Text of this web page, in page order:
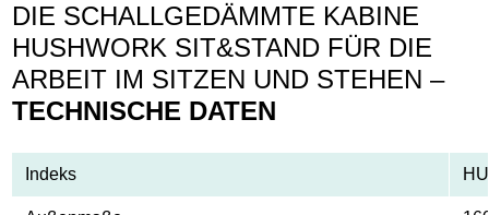
DIE SCHALLGEDÄMMTE KABINE
HUSHWORK SIT&STAND FÜR DIE
ARBEIT IM SITZEN UND STEHEN –
TECHNISCHE DATEN
Indeks